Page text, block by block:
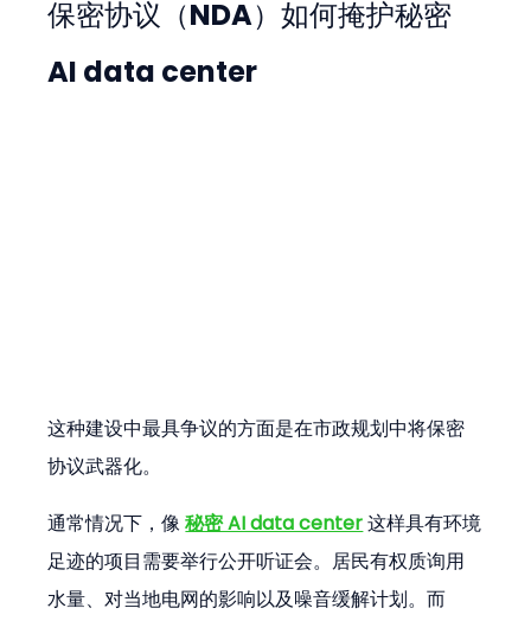
保密协议（NDA）如何掩护秘密
AI data center
这种建设中最具争议的方面是在市政规划中将保密
协议武器化。
通常情况下，像 秘密 AI data center 这样具有环境
足迹的项目需要举行公开听证会。居民有权质询用
水量、对当地电网的影响以及噪音缓解计划。而